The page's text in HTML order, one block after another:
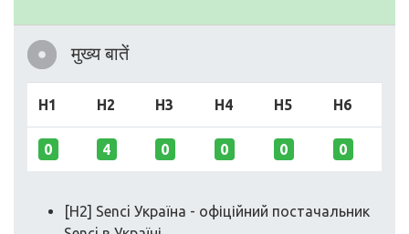
मुख्य बातें
H1 H2 H3 H4 H5 H6
0 4 0 0 0 0
[H2] Senci Україна - офіційний постачальник